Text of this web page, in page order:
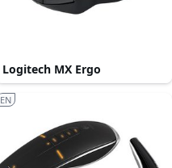
Logitech MX Ergo
EN